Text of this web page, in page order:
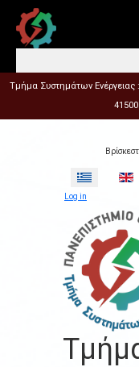
Τμήμα Συστημάτων Ενέργειας
Επιλέξτε τη γλώσσα
Log in